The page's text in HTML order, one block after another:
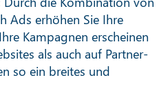
Ads erhöhen Sie Ihre
Kampagnen erscheinen
als auch auf Partner-
so ein breites und